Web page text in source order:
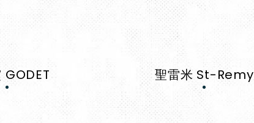
GODET 聖雷米 St-Remy